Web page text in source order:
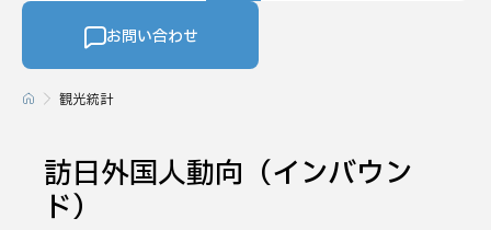
お問い合わせ
観光統計
訪日外国人動向（インバウン
ド）